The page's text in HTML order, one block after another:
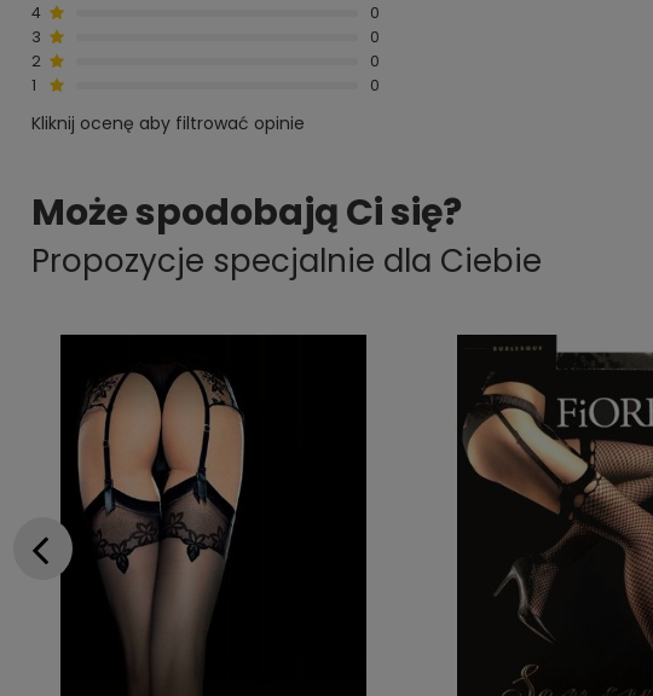
4
0
3
0
2
0
1
0
Kliknij ocenę aby filtrować opinie
Może spodobają Ci się?
Propozycje specjalnie dla Ciebie